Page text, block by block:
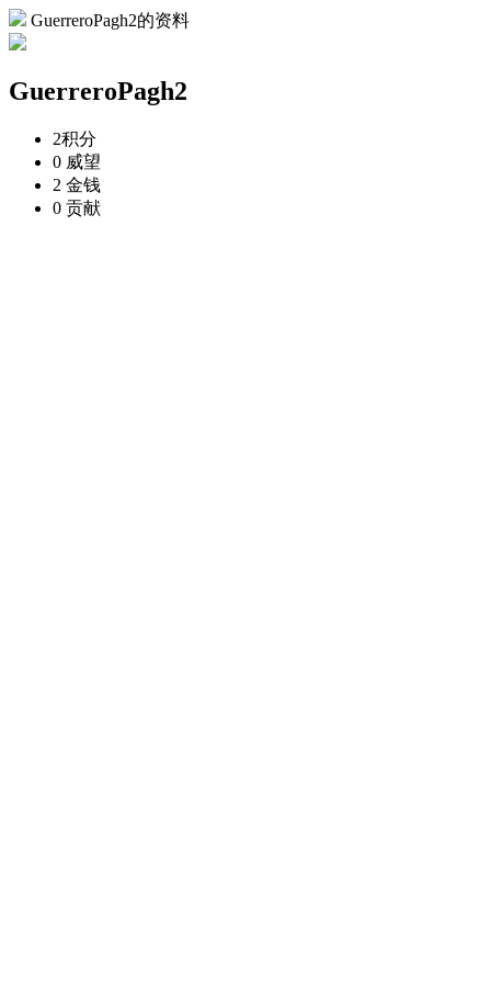
GuerreroPagh2的资料
GuerreroPagh2
2积分
0 威望
2 金钱
0 贡献